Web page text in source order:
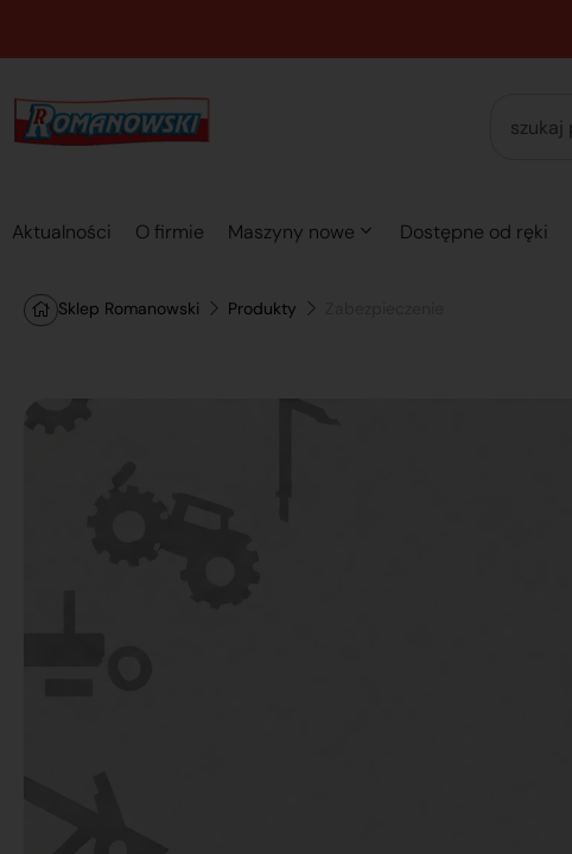
Aktualności O firmie Maszyny nowe Dostępne od ręki
Sklep Romanowski Produkty